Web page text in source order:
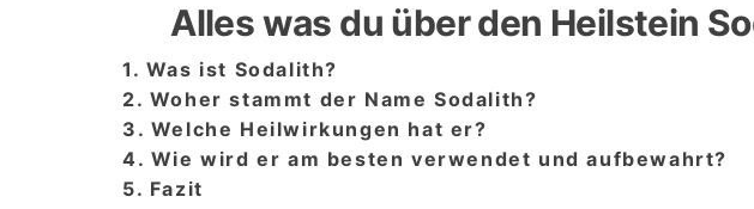
Alles was du über den Heilstein
1. Was ist Sodalith?
2. Woher stammt der Name Sodalith?
3. Welche Heilwirkungen hat er?
4. Wie wird er am besten verwendet und aufbewahrt?
5. Fazit